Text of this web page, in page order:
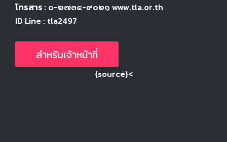
โทรสาร : ๐-๒๗๓๔-๙๐๒๑ www.tla.or.th
ID Line : tla2497
สำหรับเจ้าหน้าที่
{source}<